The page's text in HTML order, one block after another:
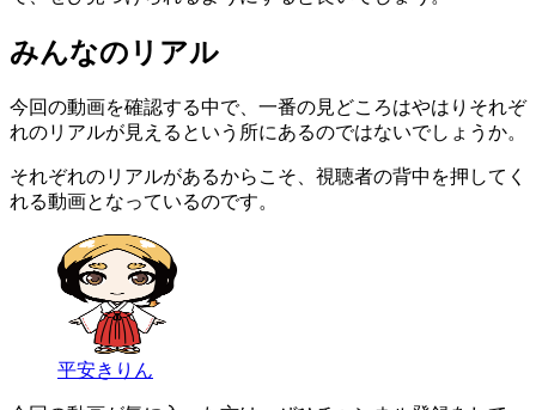
みんなのリアル
今回の動画を確認する中で、一番の見どころはやはりそれぞ
れのリアルが見えるという所にあるのではないでしょうか。
それぞれのリアルがあるからこそ、視聴者の背中を押してく
れる動画となっているのです。
平安きりん